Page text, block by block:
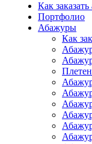
Как
Портфолио
Абажуры
Как